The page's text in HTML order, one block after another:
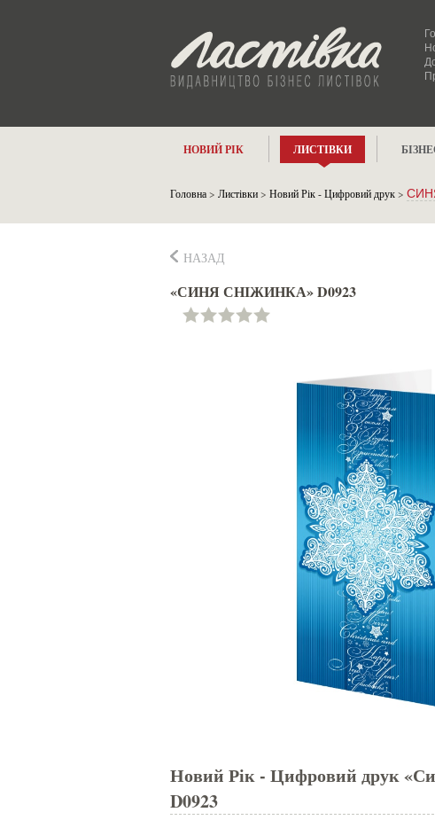
НОВИЙ РІК ЛИСТІВКИ
Головна> Листівки> Новий Рік - Цифровий друк>
НАЗАД
«СИНЯ СНІЖИНКА» D0923
Новий Рік - Цифровий друк
D0923